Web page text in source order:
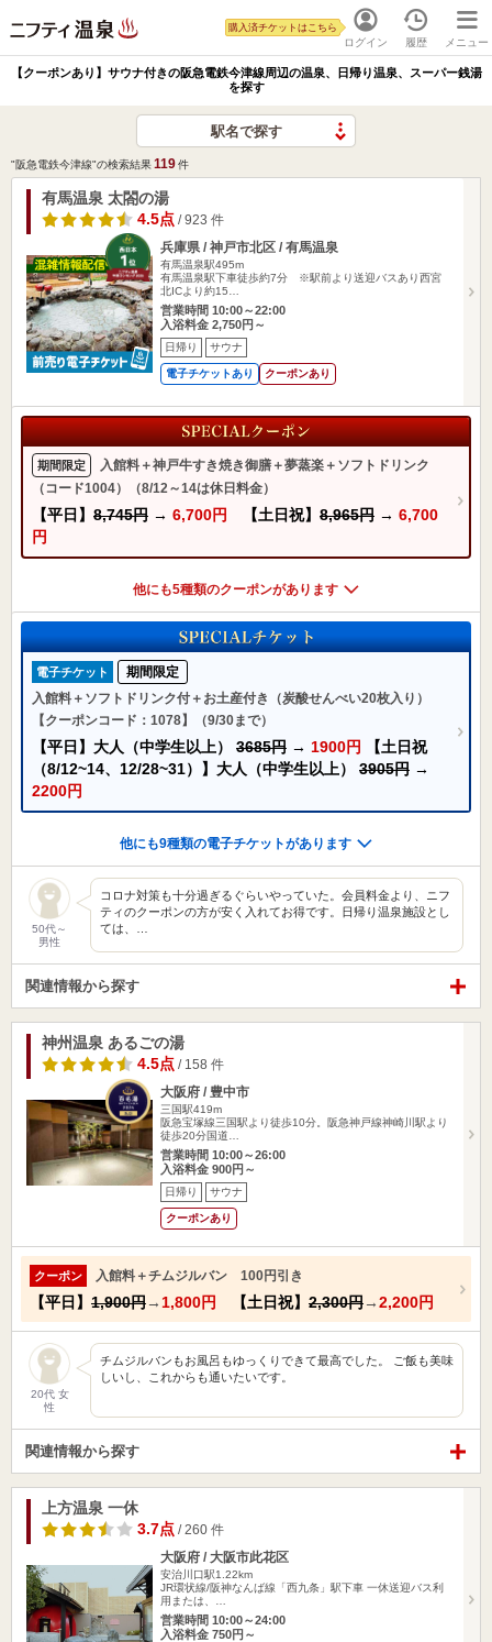
ログイン
購入済チケットはこちら
履歴 メニュー
【クーポンあり】サウナ付きの阪急電鉄今津線周辺の温泉、日帰り温泉、スーパー銭湯
を探す
駅名で探す
"阪急電鉄今津線"の検索結果119件
有馬温泉 太閤の湯
4.5点 / 923 件
兵庫県 / 神戸市北区 / 有馬温泉
有馬温泉駅495m
有馬温泉駅下車徒歩約7分 ※駅前より送迎バスあり西宮
北ICより約15…
営業時間 10:00～22:00
入浴料金 2,750円～
日帰り サウナ
電子チケットあり クーポンあり
期間限定
入館料＋神戸牛すき焼き御膳＋夢蒸楽＋ソフトドリンク
（コード1004）（8/12～14は休日料金）
【平日】 8,745円 → 6,700円 【土日祝】 8,965円 → 6,700
円
他にも5種類のクーポンがあります
電子チケット
期間限定
入館料＋ソフトドリンク付＋お土産付き（炭酸せんべい20枚入り）
【クーポンコード：1078】（9/30まで）
【平日】大人（中学生以上） 3685円 → 1900円
【土日祝
（8/12~14、12/28~31）】大人（中学生以上） 3905円 →
2200円
他にも9種類の電子チケットがあります
50代～
男性
コロナ対策も十分過ぎるぐらいやっていた。会員料金より、ニフ
ティのクーポンの方が安く入れてお得です。日帰り温泉施設とし
ては、…
関連情報から探す
神州温泉 あるごの湯
4.5点 / 158 件
大阪府 / 豊中市
三国駅419m
阪急宝塚線三国駅より徒歩10分。阪急神戸線神崎川駅より
徒歩20分国道…
営業時間 10:00～26:00
入浴料金 900円～
日帰り サウナ
クーポンあり
クーポン 入館料＋チムジルバン 100円引き
【平日】 1,900円→ 1,800円 【土日祝】 2,300円→2,200円
20代 女
性
チムジルバンもお風呂もゆっくりできて最高でした。 ご飯も美味
しいし、これからも通いたいです。
関連情報から探す
上方温泉 一休
3.7点 / 260 件
大阪府 / 大阪市此花区
安治川口駅1.22km
JR環状線/阪神なんば線「西九条」駅下車 一休送迎バス利
用または、…
営業時間 10:00～24:00
入浴料金 750円～